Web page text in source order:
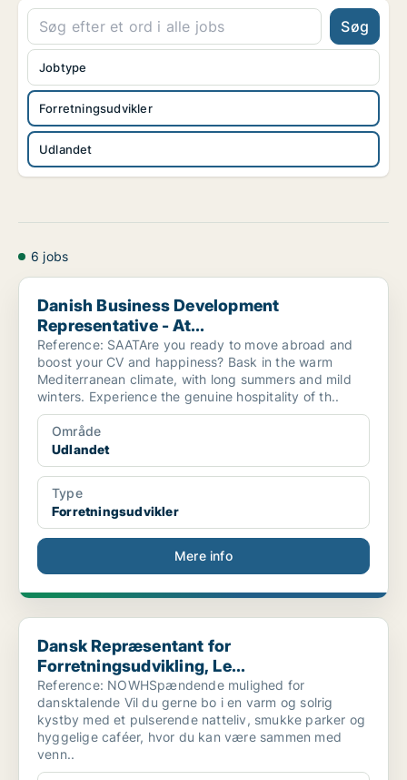
Søg
Forretningsudvikler
Udlandet
Jobtype
6 jobs
Danish Business Development Representative - At...
Danish Business Development
Representative - At...
Reference: SAATAre you ready to move abroad and
boost your CV and happiness? Bask in the warm
Mediterranean climate, with long summers and mild
winters. Experience the genuine hospitality of th..
Område
Udlandet
Type
Forretningsudvikler
Mere info
Dansk Repræsentant for Forretningsudvikling, Le...
Dansk Repræsentant for
Forretningsudvikling, Le...
Reference: NOWHSpændende mulighed for
dansktalende Vil du gerne bo i en varm og solrig
kystby med et pulserende natteliv, smukke parker og
hyggelige caféer, hvor du kan være sammen med
venn..